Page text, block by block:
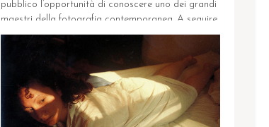
pubblico l’opportunità di conoscere uno dei grandi
maestri della fotografia contemporanea. A seguire,
una riflessione di Gabriele Trombini su una delle
opere presentate in mostra: Morning Cleaning.
Quello che mi colpisce maggiormente ...